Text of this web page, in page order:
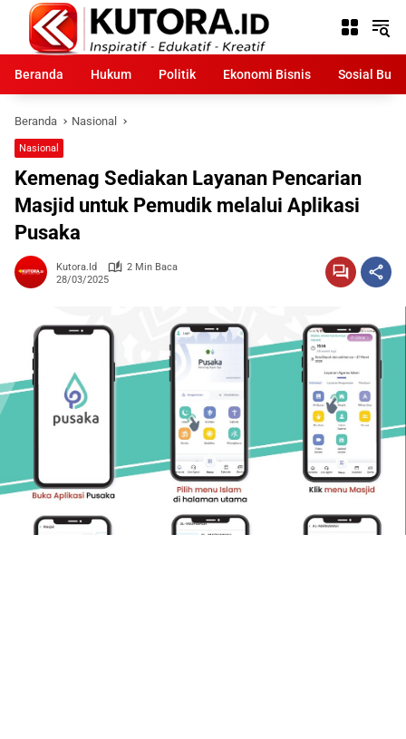
Langsung
konten
Beranda
Hukum Politik Ekonomi Bisnis Sosial
Beranda Nasional
Nasional
Kemenag Sediakan Layanan Pencarian
Masjid untuk Pemudik melalui Aplikasi
Pusaka
Kutora.id
2 Min Baca
28/03/2025